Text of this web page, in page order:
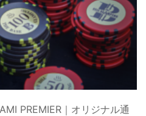
PREMIER｜オリジナル通